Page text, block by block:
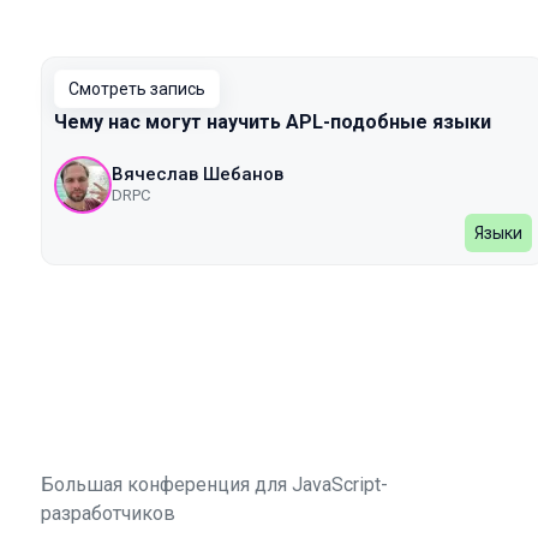
Смотреть запись
Чему нас могут научить APL-подобные языки
Вячеслав Шебанов
DRPC
Языки
Большая конференция для JavaScript-
разработчиков